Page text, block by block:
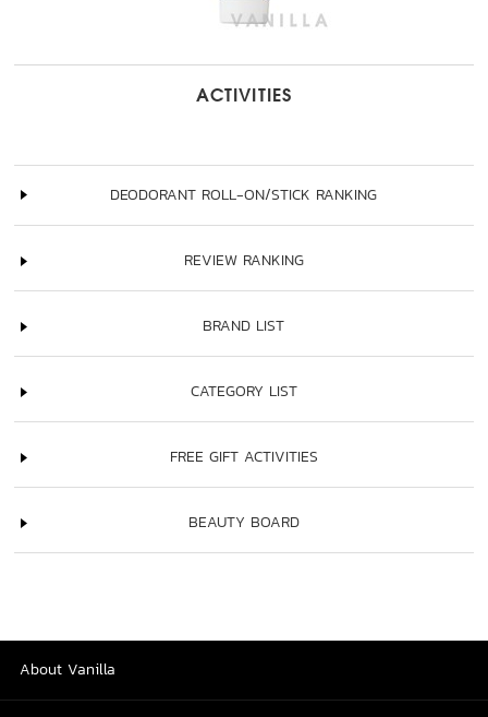
ACTIVITIES
DEODORANT ROLL-ON/STICK RANKING
REVIEW RANKING
BRAND LIST
CATEGORY LIST
FREE GIFT ACTIVITIES
BEAUTY BOARD
About Vanilla